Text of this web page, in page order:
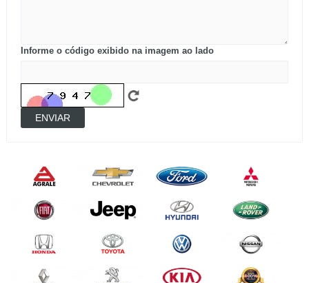
Informe o código exibido na imagem ao lado
ENVIAR